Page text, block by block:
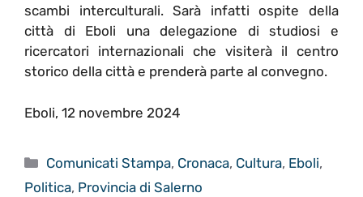
scambi interculturali. Sarà infatti ospite della
città di Eboli una delegazione di studiosi e
ricercatori internazionali che visiterà il centro
storico della città e prenderà parte al convegno.
Eboli, 12 novembre 2024
Categorie
Comunicati Stampa, Cronaca, Cultura, Eboli,
Politica, Provincia di Salerno